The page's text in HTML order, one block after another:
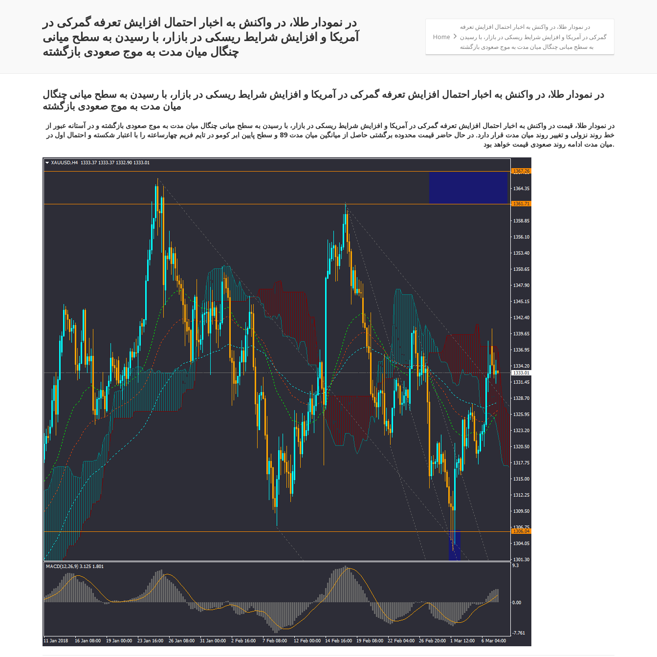
در نمودار طلا، در واکنش به اخبار احتمال افزایش تعرفه گمرکی در
آمریکا و افزایش شرایط ریسکی در بازار، با رسیدن به سطح میانی
چنگال میان مدت به موج صعودی بازگشته
Home
در نمودار طلا، در واکنش به اخبار احتمال افزایش تعرفه
گمرکی در آمریکا و افزایش شرایط ریسکی در بازار، با رسیدن
به سطح میانی چنگال میان مدت به موج صعودی بازگشته
در نمودار طلا، در واکنش به اخبار احتمال افزایش تعرفه گمرکی در آمریکا و افزایش شرایط ریسکی در بازار، با رسیدن به سطح میانی چنگال
میان مدت به موج صعودی بازگشته
در نمودار طلا، قیمت در واکنش به اخبار احتمال افزایش تعرفه گمرکی در آمریکا و افزایش شرایط ریسکی در بازار، با رسیدن به سطح میانی چنگال میان مدت به موج صعودی بازگشته و در آستانه عبور از
خط روند نزولی و تغییر روند میان مدت قرار دارد. در حال حاضر قیمت محدوده برگشتی حاصل از میانگین میان مدت 89 و سطح پایین ابر کومو در تایم فریم چهارساعته را با اعتبار شکسته و احتمال اول در
میان مدت ادامه روند صعودی قیمت خواهد بود.